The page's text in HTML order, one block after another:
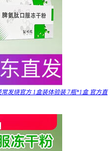
发烧官方 1盒装体验装 7瓶*1盒 官方直